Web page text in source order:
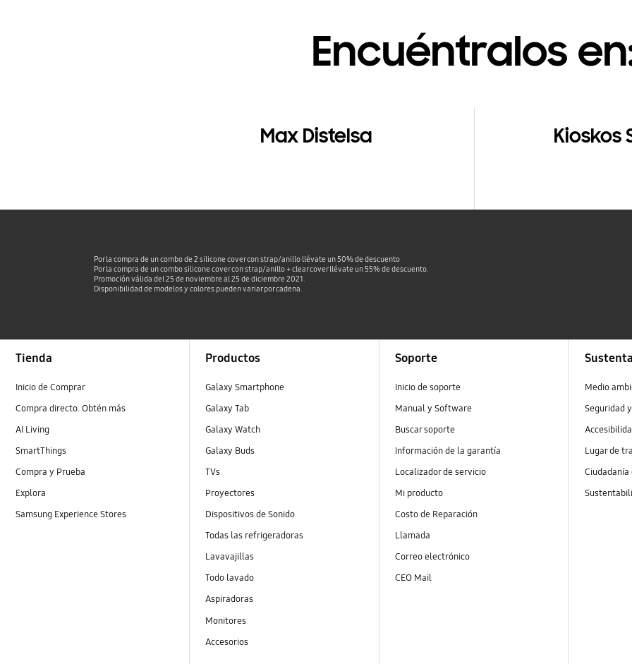
Encuéntralos
Max Distelsa Kioskos
Por la compra de un combo de 2 silicone cover con strap/anillo llévate un 50% de descuento
Por la compra de un combo silicone cover con strap/anillo + clear cover llévate un 55% de descuento.
Promoción válida del 25 de noviembre al 25 de diciembre 2021.
Disponibilidad de modelos y colores pueden variar por cadena.
Tienda
Inicio de Comprar
Compra directo. Obtén más
AI Living
SmartThings
Compra y Prueba
Explora
Samsung Experience Stores
Productos
Galaxy Smartphone
Galaxy Tab
Galaxy Watch
Galaxy Buds
TVs
Proyectores
Dispositivos de Sonido
Todas las refrigeradoras
Lavavajillas
Todo lavado
Aspiradoras
Monitores
Accesorios
Soporte
Inicio de soporte
Manual y Software
Buscar soporte
Información de la garantía
Localizador de servicio
Mi producto
Costo de Reparación
Llamada
Correo electrónico
CEO Mail
Medio
Seguridad
Lugar de